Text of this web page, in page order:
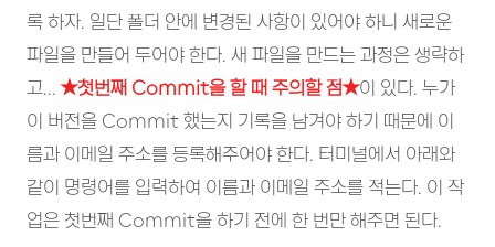
록 하자. 일단 폴더 안에 변경된 사항이 있어야 하니 새로운
파일을 만들어 두어야 한다. 새 파일을 만드는 과정은 생략하
고...★첫번째 Commit을 할 때 주의할 점★이 있다. 누가
이 버전을 Commit 했는지 기록을 남겨야 하기 때문에 이
름과 이메일 주소를 등록해주어야 한다. 터미널에서 아래와
같이 명령어를 입력하여 이름과 이메일 주소를 적는다. 이 작
업은 첫번째 Commit을 하기 전에 한 번만 해주면 된다.